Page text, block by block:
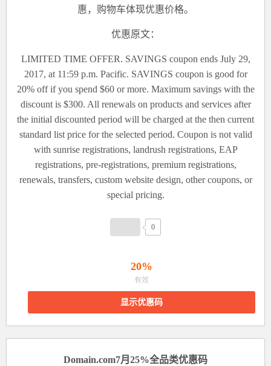
惠，购物车体现优惠价格。
优惠原文：
LIMITED TIME OFFER. SAVINGS coupon ends July 29,
2017, at 11:59 p.m. Pacific. SAVINGS coupon is good for
20% off if you spend $60 or more. Maximum savings with the
discount is $300. All renewals on products and services after
the initial discounted period will be charged at the then current
standard list price for the selected period. Coupon is not valid
with sunrise registrations, landrush registrations, EAP
registrations, pre-registrations, premium registrations,
renewals, transfers, custom website design, other coupons, or
special pricing.
0
20%
有效
显示优惠码
Domain.com7月25%全品类优惠码